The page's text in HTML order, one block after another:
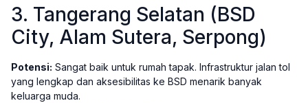
3. Tangerang Selatan (BSD
City, Alam Sutera, Serpong)
Potensi: Sangat baik untuk rumah tapak. Infrastruktur jalan tol
yang lengkap dan aksesibilitas ke BSD menarik banyak
keluarga muda.